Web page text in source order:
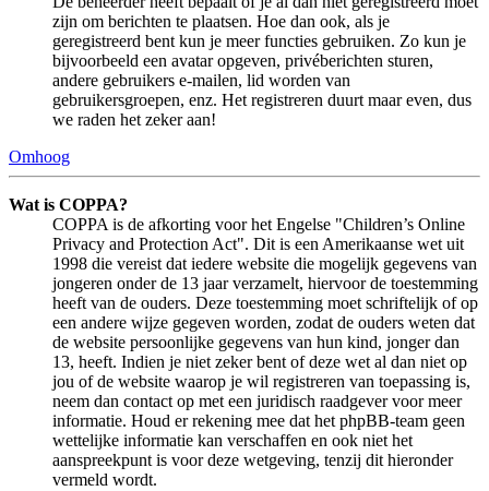
zijn om berichten te plaatsen. Hoe dan ook, als je
geregistreerd bent kun je meer functies gebruiken. Zo kun je
bijvoorbeeld een avatar opgeven, privéberichten sturen,
andere gebruikers e-mailen, lid worden van
gebruikersgroepen, enz. Het registreren duurt maar even, dus
we raden het zeker aan!
Omhoog
Wat is COPPA?
COPPA is de afkorting voor het Engelse "Children’s Online
Privacy and Protection Act". Dit is een Amerikaanse wet uit
1998 die vereist dat iedere website die mogelijk gegevens van
jongeren onder de 13 jaar verzamelt, hiervoor de toestemming
heeft van de ouders. Deze toestemming moet schriftelijk of op
een andere wijze gegeven worden, zodat de ouders weten dat
de website persoonlijke gegevens van hun kind, jonger dan
13, heeft. Indien je niet zeker bent of deze wet al dan niet op
jou of de website waarop je wil registreren van toepassing is,
neem dan contact op met een juridisch raadgever voor meer
informatie. Houd er rekening mee dat het phpBB-team geen
wettelijke informatie kan verschaffen en ook niet het
aanspreekpunt is voor deze wetgeving, tenzij dit hieronder
vermeld wordt.